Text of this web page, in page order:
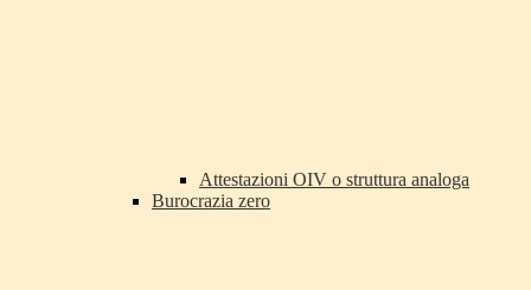
Attestazioni OIV o struttura analoga
Burocrazia zero